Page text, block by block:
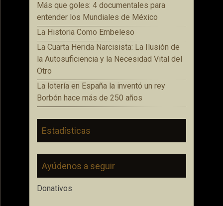
Más que goles: 4 documentales para
entender los Mundiales de México
La Historia Como Embeleso
La Cuarta Herida Narcisista: La Ilusión de
la Autosuficiencia y la Necesidad Vital del
Otro
La lotería en España la inventó un rey
Borbón hace más de 250 años
Estadísticas
Ayúdenos a seguir
Donativos